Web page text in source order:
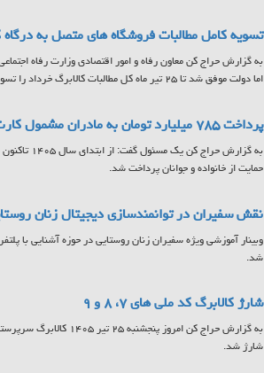
تسویه کامل مطالبات فروشگاه های متصل به درگاه
به گزارش حراج کن معاون رفاه و امور اقتصادی وزارت رفاه
اما دولت موفق شد تا ۲۵ تیر ماه کل مطالبات کالابرگ خرداد را تسویه کند.
پرداخت ۷۸۵ میلیارد تومان به مادران مشمول کارت امید مهر
حمایت از خانواده و جوانان پرداخت شد.
نقش سفیران در توانمندسازی دیجیتال زنان
وبینار آموزشی ویژه سفیران زنان روستایی در حوزه آشنایی با
شد.
شارژ کالابرگ کد ملی های ۷، ۸ و ۹
شارژ شد.